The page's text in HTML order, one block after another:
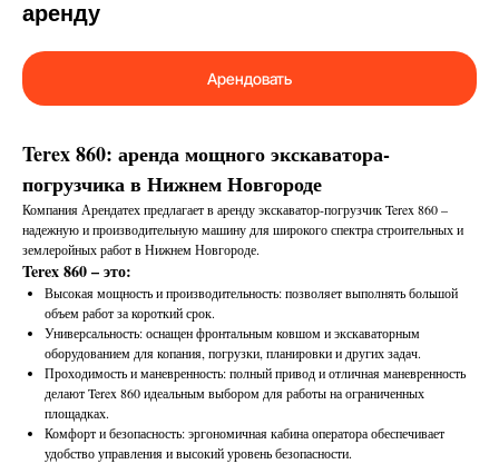
аренду
Арендовать
Terex 860: аренда мощного экскаватора-
погрузчика в Нижнем Новгороде
Компания Арендатех предлагает в аренду экскаватор-погрузчик Terex 860 –
надежную и производительную машину для широкого спектра строительных и
землеройных работ в Нижнем Новгороде.
Terex 860 – это:
Высокая мощность и производительность: позволяет выполнять большой
объем работ за короткий срок.
Универсальность: оснащен фронтальным ковшом и экскаваторным
оборудованием для копания, погрузки, планировки и других задач.
Проходимость и маневренность: полный привод и отличная маневренность
делают Terex 860 идеальным выбором для работы на ограниченных
площадках.
Комфорт и безопасность: эргономичная кабина оператора обеспечивает
удобство управления и высокий уровень безопасности.